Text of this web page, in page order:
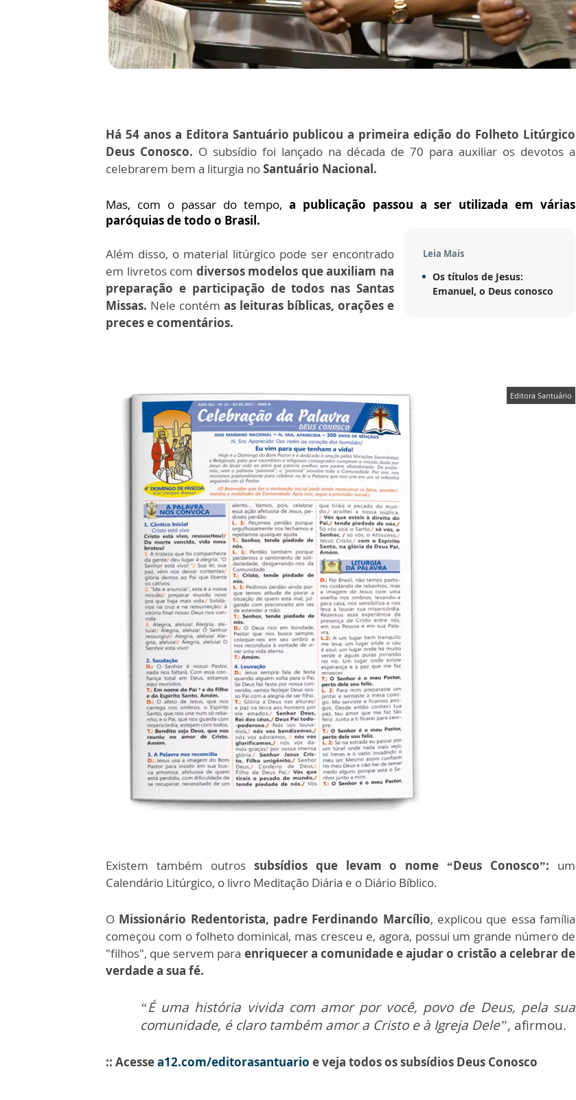
Há 54 anos a Editora Santuário publicou a primeira edição do Folheto Litúrgico
Deus Conosco. O subsídio foi lançado na década de 70 para auxiliar os devotos a
celebrarem bem a liturgia noSantuário Nacional.
Mas, com o passar do tempo, a publicação passou a ser utilizada em várias
paróquias de todo o Brasil.
Leia Mais
Os títulos de Jesus:
Emanuel, o Deus conosco
Além disso, o material litúrgico pode ser encontrado
em livretos com diversos modelos que auxiliam na
preparação e participação de todos nas Santas
Missas. Nele contém as leituras bíblicas, orações e
preces e comentários.
Editora Santuário
Existem também outros subsídios que levam o nome “Deus Conosco”: um
Calendário Litúrgico, o livro Meditação Diária e o Diário Bíblico.
O Missionário Redentorista, padre Ferdinando Marcílio, explicou que essa família
começou com o folheto dominical, mas cresceu e, agora, possui um grande número de
"filhos", que servem para enriquecer a comunidade e ajudar o cristão a celebrar de
verdade a sua fé.
“É uma história vivida com amor por você, povo de Deus, pela sua
comunidade, é claro também amor a Cristo e à Igreja Dele”, afirmou.
:: Acessea12.com/editorasantuario e veja todos os subsídios Deus Conosco